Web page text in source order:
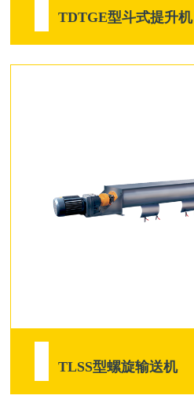
TDTGE型斗式提升机
TLSS型螺旋输送机